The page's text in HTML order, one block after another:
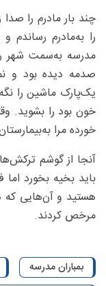
چند بار مادرم را
را به‌مادرم رساندم
مدرسه به‌سمت شهر
صدمه دیده بود و
یک‌پارک ماشین را
خون بود را بشوید.
خورده مرا
آنجا از گوشم
باید بخیه بخورد
هستید و آن‌هایی که
مرخص کردند.
بمباران مدرسه